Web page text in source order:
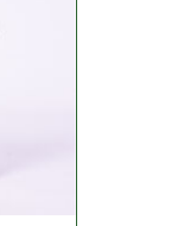
типах